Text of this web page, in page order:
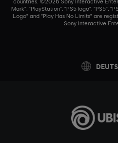
Mark", "PlayStation", "PS5 logo", "PS5",
Logo" and "Play Has No Limits" are
Sony Interactive